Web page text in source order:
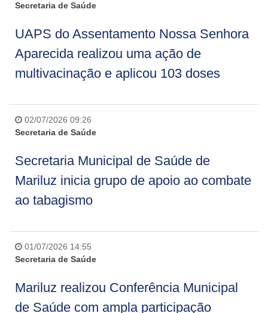
Secretaria de Saúde
UAPS do Assentamento Nossa Senhora
Aparecida realizou uma ação de
multivacinação e aplicou 103 doses
02/07/2026 09:26
Secretaria de Saúde
Secretaria Municipal de Saúde de
Mariluz inicia grupo de apoio ao combate
ao tabagismo
01/07/2026 14:55
Secretaria de Saúde
Mariluz realizou Conferência Municipal
de Saúde com ampla participação